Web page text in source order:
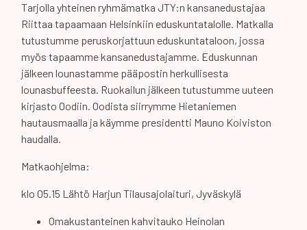
Tarjolla yhteinen ryhmämatka JTY:n kansanedustajaa
Riittaa tapaamaan Helsinkiin eduskuntatalolle. Matkalla
tutustumme peruskorjattuun eduskuntataloon, jossa
myös tapaamme kansanedustajamme. Eduskunnan
jälkeen lounastamme pääpostin herkullisesta
lounasbuffeesta. Ruokailun jälkeen tutustumme uuteen
kirjasto Oodiin. Oodista siirrymme Hietaniemen
hautausmaalla ja käymme presidentti Mauno Koiviston
haudalla.
Matkaohjelma:
klo 05.15 Lähtö Harjun Tilausajolaituri, Jyväskylä
Omakustanteinen kahvitauko Heinolan